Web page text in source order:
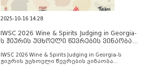
2025-10-16 14:28
IWSC 2026 Wine & Spirits Judging in Georgia-
ს ჟიურის უცხოელი წევრების ვინაობა
IWSC 2026 Wine & Spirits Judging in Georgia-ს
ჟიურის უცხოელი წევრების ვინაობა